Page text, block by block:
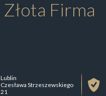
Złota Firma
Lublin
Czesława Strzeszewskiego
21